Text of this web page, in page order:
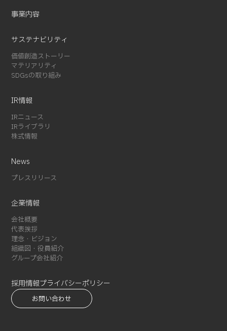
2024-03 (2)
2024-01 (1)
2023-12 (2)
2023-07 (2)
2023-06 (2)
2023-05 (1)
2022-11 (4)
2022-05 (3)
2022-01 (1)
2021-10 (3)
2021-09 (1)
2021-08 (3)
2021-06 (1)
2021-05 (3)
2021-04 (2)
事業内容
サステナビリティ
価値創造ストーリー
マテリアリティ
SDGsの取り組み
IR情報
IRニュース
IRライブラリ
株式情報
News
プレスリリース
企業情報
会社概要
代表挨拶
理念・ビジョン
組織図・役員紹介
グループ会社紹介
採用情報プライバシーポリシー
お問い合わせ